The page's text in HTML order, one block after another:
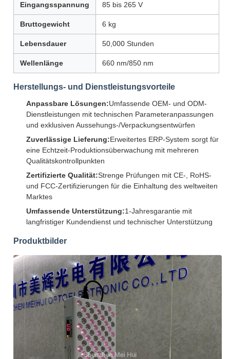
Eingangsspannung 85 bis 265 V
Bruttogewicht 6 kg
Lebensdauer 50,000 Stunden
Wellenlänge 660 nm/850 nm
Herstellungs- und Dienstleistungsvorteile
Anpassbare Lösungen:Umfassende OEM- und ODM-
Dienstleistungen mit technischen Parameteranpassungen
und exklusiven Aussehungs-/Verpackungsentwürfen
Zuverlässige Lieferung:Erweitertes ERP-System sorgt für
eine Echtzeit-Produktionsüberwachung mit mehreren
Qualitätskontrollpunkten
Zertifizierte Qualität:Strenge Prüfungen mit CE-, RoHS-
und FCC-Zertifizierungen für die Einhaltung des weltweiten
Marktes
Umfassende Unterstützung:1-Jahresgarantie mit
langfristiger Kundendienst und technischer Unterstützung
Produktbilder